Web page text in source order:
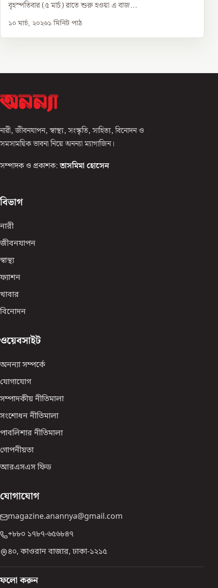
বৃহস্পতিবার (৫ মার্চ) রাতে শুরু হওয়া এ বাজ...
১০ মার্চ, ২০২৬১ মিনিট পাঠ
নারী, জীবনযাপন, স্বাস্থ্য, সংস্কৃতি, সাহিত্য, বিনোদন ও
সমসাময়িক ভাবনা নিয়ে অনন্যা ম্যাগাজিন।
সম্পাদক ও প্রকাশক: তাসমিমা হোসেন
বিভাগ
নারী
জীবনযাপন
স্বাস্থ্য
ফ্যাশন
খাবার
বিনোদন
ওয়েবসাইট
অনন্যা সম্পর্কে
যোগাযোগ
সম্পাদকীয় নীতিমালা
সংশোধন নীতিমালা
পাবলিশার নীতিমালা
গোপনীয়তা
আরএসএস ফিড
যোগাযোগ
magazine.anannya@gmail.com
+৮৮০ ১৭৮৭-৬৫৬৮৪৭
৪০, কাওরান বাজার, ঢাকা-১২১৫
ফলো করুন